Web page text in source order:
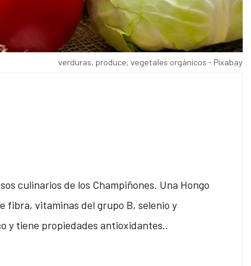
verduras, produce, vegetales orgánicos - Pixabay
culinarios de los Champiñones. Una Hongo
fibra, vitaminas del grupo B, selenio y
y tiene propiedades antioxidantes..